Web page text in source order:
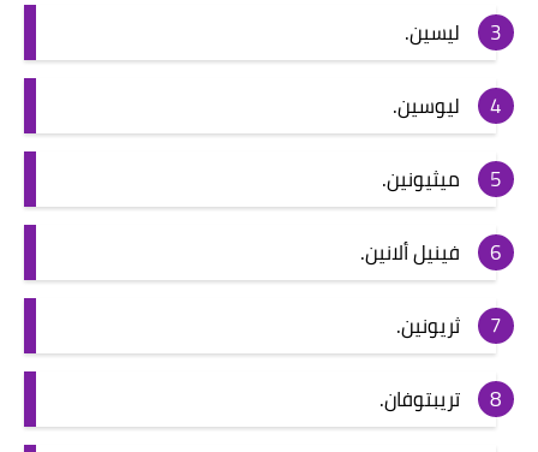
ليسين.
ليوسين.
ميثيونين.
فينيل ألانين.
ثريونين.
تريبتوفان.